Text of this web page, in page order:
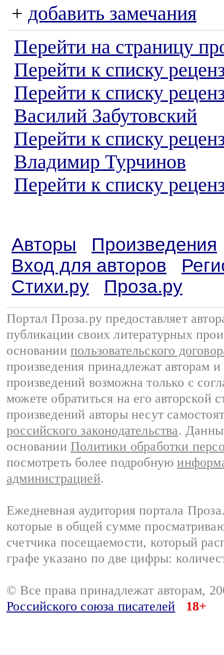
+ добавить замечания
Перейти на страницу
Перейти к списку
Перейти к списку
Василий Забутовский
Перейти к списку
Владимир Турчинов
Перейти к списку
Авторы
Произведения
Вход для авторов
Стихи.ру
Проза.ру
Портал Проза.ру предоставляет
публикации своих литературных
основании пользовательского
произведения принадлежат авторам
произведений возможна только с
можете обратиться на его авторской
произведений авторы несут
российского законодательства.
основании Политики обработки
посмотреть более подробную
администрацией.
Ежедневная аудитория портала
которые в общей сумме
счетчика посещаемости, который
графе указано по две цифры:
© Все права принадлежат авторам,
Российского союза писателей
18+